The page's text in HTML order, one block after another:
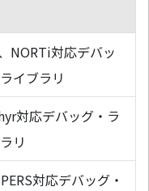
NORTi対応デバッ
イブラリ
対応デバッグ・ラ
リ
対応デバッグ・